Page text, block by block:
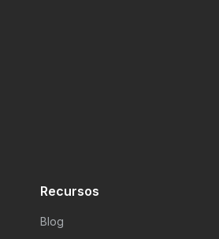
Recursos
Blog